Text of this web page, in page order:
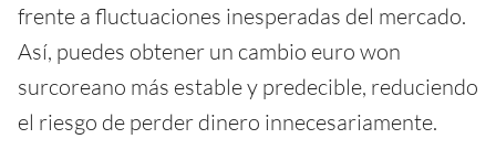
frente a fluctuaciones inesperadas del mercado.
Así, puedes obtener un cambio euro won
surcoreano más estable y predecible, reduciendo
el riesgo de perder dinero innecesariamente.